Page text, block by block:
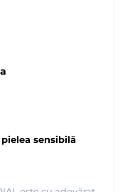
lucru destul de ridicata
pe zonele pentru
si de obicei se trage
PREMIUM de la
sensibilă